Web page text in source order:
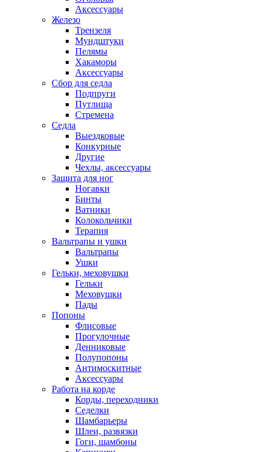
Аксессуары
Железо
Трензеля
Мундштуки
Пелямы
Хакаморы
Аксессуары
Сбор для седла
Подпруги
Путлища
Стремена
Седла
Выездковые
Конкурные
Другие
Чехлы, аксессуары
Защита для ног
Ногавки
Бинты
Ватники
Колокольчики
Терапия
Вальтрапы и ушки
Вальтрапы
Ушки
Гельки, меховушки
Гельки
Меховушки
Пады
Попоны
Флисовые
Прогулочные
Денниковые
Полупопоны
Антимоскитные
Аксессуары
Работа на корде
Корды, переходники
Седелки
Шамбарьеры
Шлеи, развязки
Гоги, шамбоны